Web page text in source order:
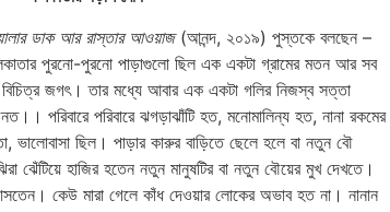
ডাক আর রাস্তার আওয়াজ(আনন্দ, ২০১৯) পুস্তকে বলছেন –
পুরনো-পুরনো পাড়াগুলো ছিল এক একটা গ্রামের মতন আর সব
বিচিত্র জগৎ। তার মধ্যে আবার এক একটা গলির নিজস্ব সত্তা
পরিবারে পরিবারে ঝগড়াঝাঁটি হত, মনোমালিন্য হত, নানা রকমের
ভালোবাসা ছিল। পাড়ার কারুর বাড়িতে ছেলে হলে বা নতুন বৌ
ঝেঁটিয়ে হাজির হতেন নতুন মানুষটির বা নতুন বৌয়ের মুখ দেখতে।
কেউ মারা গেলে কাঁধ দেওয়ার লোকের অভাব হত না। নানান